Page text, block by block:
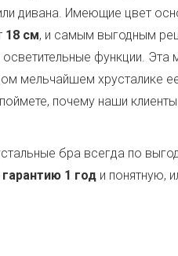
дивана. Имеющие цвет
18 см, и самым выгодным
функции. Эта
мельчайшем хрусталике
почему наши
бра всегда по
гарантию 1 год и понятную,